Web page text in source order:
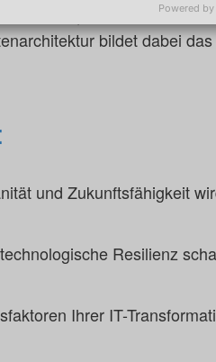
die Skalierbarkeit
bildet dabei
und Zukunftsfähigkeit
Resilienz
Ihrer IT-
Powered by